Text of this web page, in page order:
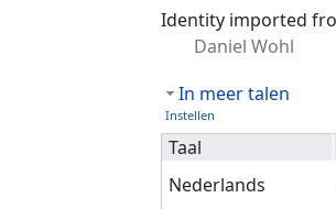
Ga naar: navigatie ,
Identity imported
Daniel Wohl
In meer talen
Instellen
Taal
Nederlands